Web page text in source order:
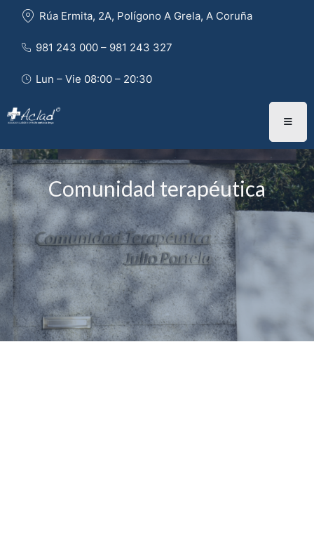
Rúa Ermita, 2A, Polígono A Grela, A Coruña
981 243 000 – 981 243 327
Lun – Vie 08:00 – 20:30
Comunidad terapéutica